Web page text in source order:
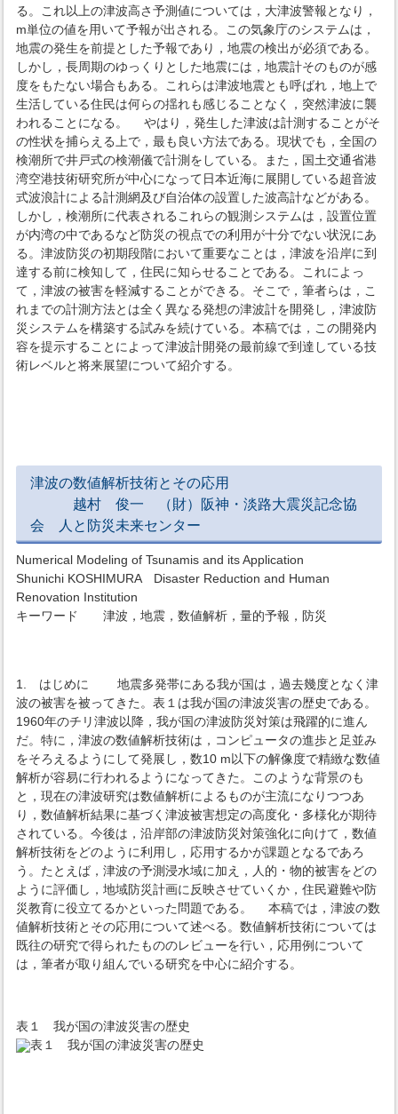
る。これ以上の津波高さ予測値については，大津波警報となり，
m単位の値を用いて予報が出される。この気象庁のシステムは，
地震の発生を前提とした予報であり，地震の検出が必須である。
しかし，長周期のゆっくりとした地震には，地震計そのものが感
度をもたない場合もある。これらは津波地震とも呼ばれ，地上で
生活している住民は何らの揺れも感じることなく，突然津波に襲
われることになる。 やはり，発生した津波は計測することがそ
の性状を捕らえる上で，最も良い方法である。現状でも，全国の
検潮所で井戸式の検潮儀で計測をしている。また，国土交通省港
湾空港技術研究所が中心になって日本近海に展開している超音波
式波浪計による計測網及び自治体の設置した波高計などがある。
しかし，検潮所に代表されるこれらの観測システムは，設置位置
が内湾の中であるなど防災の視点での利用が十分でない状況にあ
る。津波防災の初期段階において重要なことは，津波を沿岸に到
達する前に検知して，住民に知らせることである。これによっ
て，津波の被害を軽減することができる。そこで，筆者らは，こ
れまでの計測方法とは全く異なる発想の津波計を開発し，津波防
災システムを構築する試みを続けている。本稿では，この開発内
容を提示することによって津波計開発の最前線で到達している技
術レベルと将来展望について紹介する。
津波の数値解析技術とその応用
越村 俊一 （財）阪神・淡路大震災記念協
会 人と防災未来センター
Numerical Modeling of Tsunamis and its Application
Shunichi KOSHIMURA Disaster Reduction and Human
Renovation Institution
キーワード 津波，地震，数値解析，量的予報，防災
1. はじめに 地震多発帯にある我が国は，過去幾度となく津
波の被害を被ってきた。表１は我が国の津波災害の歴史である。
1960年のチリ津波以降，我が国の津波防災対策は飛躍的に進ん
だ。特に，津波の数値解析技術は，コンピュータの進歩と足並み
をそろえるようにして発展し，数10 m以下の解像度で精緻な数値
解析が容易に行われるようになってきた。このような背景のも
と，現在の津波研究は数値解析によるものが主流になりつつあ
り，数値解析結果に基づく津波被害想定の高度化・多様化が期待
されている。今後は，沿岸部の津波防災対策強化に向けて，数値
解析技術をどのように利用し，応用するかが課題となるであろ
う。たとえば，津波の予測浸水域に加え，人的・物的被害をどの
ように評価し，地域防災計画に反映させていくか，住民避難や防
災教育に役立てるかといった問題である。 本稿では，津波の数
値解析技術とその応用について述べる。数値解析技術については
既往の研究で得られたもののレビューを行い，応用例について
は，筆者が取り組んでいる研究を中心に紹介する。
表１ 我が国の津波災害の歴史